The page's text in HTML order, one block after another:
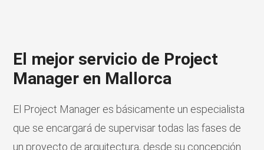
El mejor servicio de Project
Manager en Mallorca
El Project Manager es básicamente un especialista
que se encargará de supervisar todas las fases de
un proyecto de arquitectura, desde su concepción